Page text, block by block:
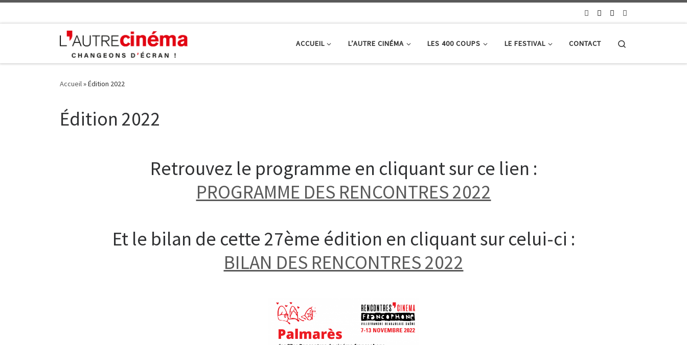
ACCUEIL L’AUTRE CINÉMA LES 400 COUPS LE FESTIVAL CONTACT
Accueil»Édition 2022
Édition 2022
Retrouvez le programme en cliquant sur ce lien :
PROGRAMME DES RENCONTRES 2022
Et le bilan de cette 27ème édition en cliquant sur celui-ci :
BILAN DES RENCONTRES 2022